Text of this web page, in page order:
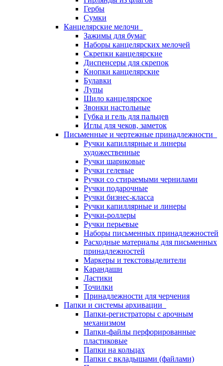
Гербы
Сумки
Канцелярские мелочи
Зажимы для бумаг
Наборы канцелярских мелочей
Скрепки канцелярские
Диспенсеры для скрепок
Кнопки канцелярские
Булавки
Лупы
Шило канцелярское
Звонки настольные
Губка и гель для пальцев
Иглы для чеков, заметок
Письменные и чертежные принадлежности
Ручки капиллярные и линеры
художественные
Ручки шариковые
Ручки гелевые
Ручки со стираемыми чернилами
Ручки подарочные
Ручки бизнес-класса
Ручки капиллярные и линеры
Ручки-роллеры
Ручки перьевые
Наборы письменных принадлежностей
Расходные материалы для письменных
принадлежностей
Маркеры и текстовыделители
Карандаши
Ластики
Точилки
Принадлежности для черчения
Папки и системы архивации
Папки-регистраторы с арочным
механизмом
Папки-файлы перфорированные
пластиковые
Папки на кольцах
Папки с вкладышами (файлами)